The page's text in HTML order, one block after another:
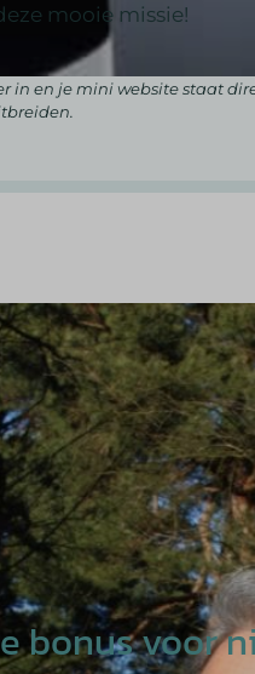
mooie missie!
in en je mini website staat
bonus voor